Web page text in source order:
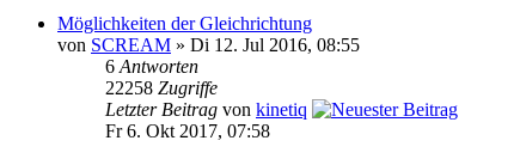
Möglichkeiten der Gleichrichtung
von SCREAM » Di 12. Jul 2016, 08:55
6 Antworten
22258 Zugriffe
Letzter Beitrag von kinetiq
Fr 6. Okt 2017, 07:58